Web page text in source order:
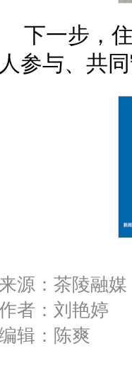
下一步，
人参与、共
来源：茶陵融媒
者：刘艳婷
辑：陈爽